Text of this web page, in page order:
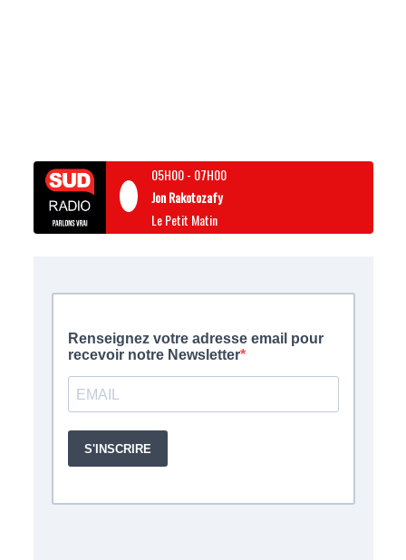
05H00- 07H00
Jon Rakotozafy
Le Petit Matin